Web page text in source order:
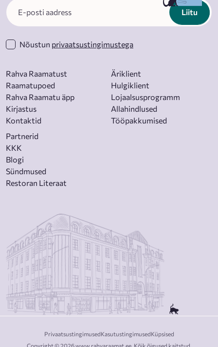
Liitu
Nõustun privaatsustingimustega
Rahva Raamatust
Raamatupoed
Rahva Raamatu äpp
Kirjastus
Kontaktid
Äriklient
Hulgiklient
Lojaalsusprogramm
Allahindlused
Tööpakkumised
Partnerid
KKK
Blogi
Sündmused
Restoran Literaat
PrivaatsustingimusedKasutustingimusedKüpsised